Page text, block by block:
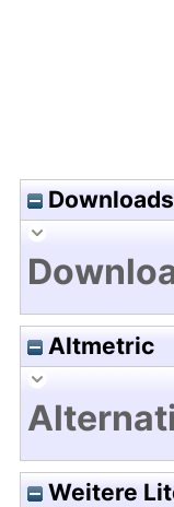
Altmetric
Weitere